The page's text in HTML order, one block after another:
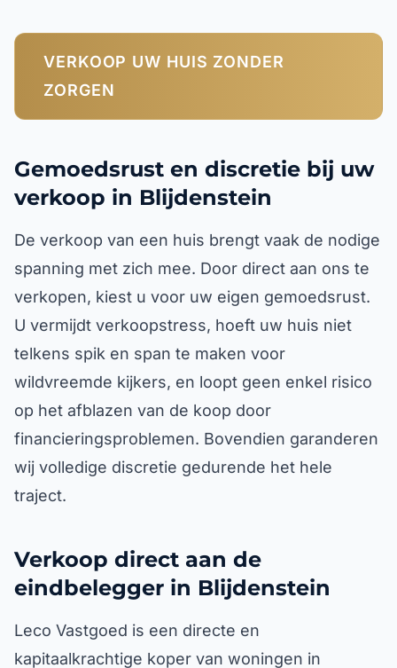
VERKOOP UW HUIS ZONDER
ZORGEN
Gemoedsrust en discretie bij uw
verkoop in Blijdenstein
De verkoop van een huis brengt vaak de nodige
spanning met zich mee. Door direct aan ons te
verkopen, kiest u voor uw eigen gemoedsrust.
U vermijdt verkoopstress, hoeft uw huis niet
telkens spik en span te maken voor
wildvreemde kijkers, en loopt geen enkel risico
op het afblazen van de koop door
financieringsproblemen. Bovendien garanderen
wij volledige discretie gedurende het hele
traject.
Verkoop direct aan de
eindbelegger in Blijdenstein
Leco Vastgoed is een directe en
kapitaalkrachtige koper van woningen in